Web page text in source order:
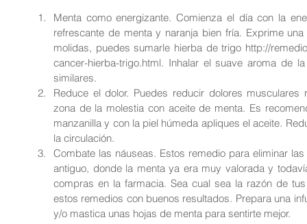
Menta como energizante. Comienza el día con la
refrescante de menta y naranja bien fría. Exprime
molidas, puedes sumarle hierba de trigo http://
cancer-hierba-trigo.html. Inhalar el suave aroma de
similares.
Reduce el dolor. Puedes reducir dolores
zona de la molestia con aceite de menta. Es
manzanilla y con la piel húmeda apliques el aceite.
la circulación.
Combate las náuseas. Estos remedio para eliminar
antiguo, donde la menta ya era muy valorada y
compras en la farmacia. Sea cual sea la razón de
estos remedios con buenos resultados. Prepara una
y/o mastica unas hojas de menta para sentirte mejor.